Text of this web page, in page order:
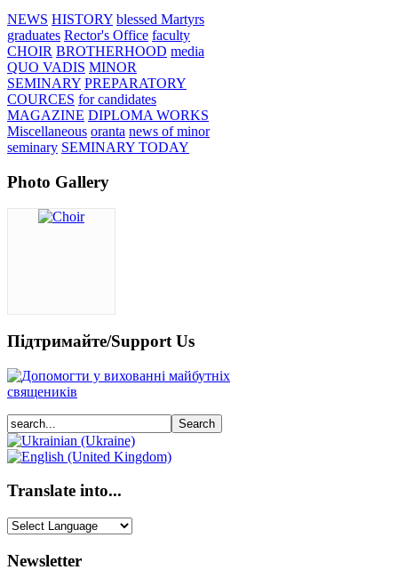
NEWS HISTORY blessed Martyrs
graduates Rector's Office faculty
CHOIR BROTHERHOOD media
QUO VADIS MINOR
SEMINARY PREPARATORY
COURCES for candidates
MAGAZINE DIPLOMA WORKS
Miscellaneous oranta news of minor
seminary SEMINARY TODAY
Photo Gallery
Підтримайте/Support Us
Translate into...
Newsletter